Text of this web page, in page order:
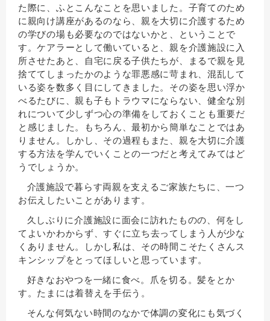
た際に、ふとこんなことを思いました。子育てのため
に親向け講座があるのなら、親を大切に介護するため
の学びの場も必要なのではないかと、ということで
す。ケアラーとして働いていると、親を介護施設に入
所させたあと、自宅に戻る子供たちが、まるで親を見
捨ててしまったかのような罪悪感に苛まれ、混乱して
いる姿を数多く目にしてきました。その姿を思い浮か
べるたびに、親も子もトラウマにならない、健全な別
れについて少しずつ心の準備をしておくことも重要だ
と感じました。もちろん、最初から簡単なことではあ
りません。しかし、その過程もまた、親を大切に介護
する方法を学んでいくことの一つだと考えてみてはど
うでしょうか。
介護施設で暮らす両親を支えるご家族たちに、一つ
お伝えしたいことがあります。
久しぶりに介護施設に面会に訪れたものの、何をし
てよいかわからず、すぐに立ち去ってしまう人が少な
くありません。しかし私は、その時間こそたくさんス
キンシップをとってほしいと思っています。
好きなおやつを一緒に食べ。爪を切る。髪をとか
す。たまには着替えを手伝う。
そんな何気ない時間のなかで体調の変化にも気づく